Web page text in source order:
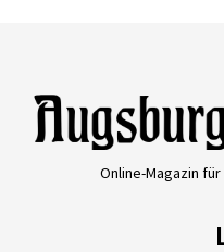
Online-Magazin